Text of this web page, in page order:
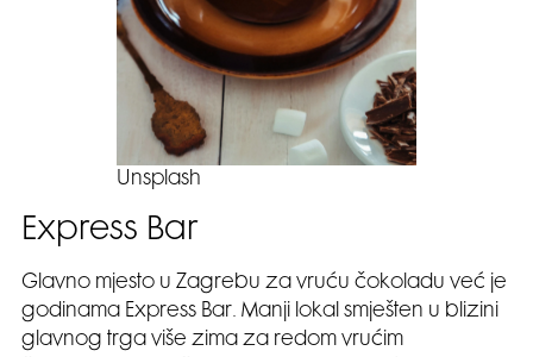
Unsplash
Express Bar
Glavno mjesto u Zagrebu za vruću čokoladu već je
godinama Express Bar. Manji lokal smješten u blizini
glavnog trga više zima za redom vrućim